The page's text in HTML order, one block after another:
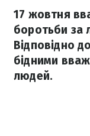
17 жовтня
боротьби за
Відповідно
бідними
людей.